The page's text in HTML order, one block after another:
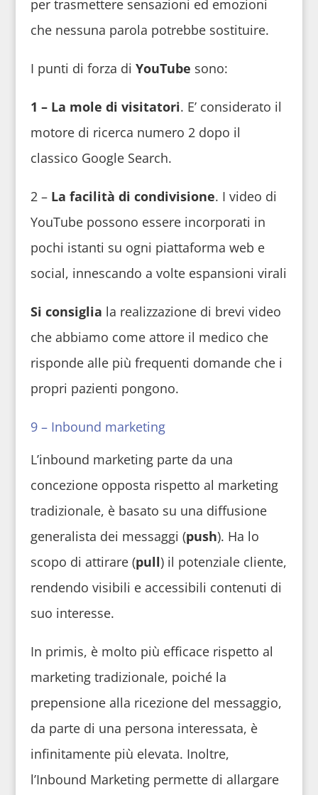
per trasmettere sensazioni ed emozioni
che nessuna parola potrebbe sostituire.
I punti di forza di YouTube sono:
1 – La mole di visitatori. E’ considerato il
motore di ricerca numero 2 dopo il
classico Google Search.
2 – La facilità di condivisione. I video di
YouTube possono essere incorporati in
pochi istanti su ogni piattaforma web e
social, innescando a volte espansioni virali
Si consiglia la realizzazione di brevi video
che abbiamo come attore il medico che
risponde alle più frequenti domande che i
propri pazienti pongono.
9 – Inbound marketing
L’inbound marketing parte da una
concezione opposta rispetto al marketing
tradizionale, è basato su una diffusione
generalista dei messaggi (push). Ha lo
scopo di attirare (pull) il potenziale cliente,
rendendo visibili e accessibili contenuti di
suo interesse.
In primis, è molto più efficace rispetto al
marketing tradizionale, poiché la
prepensione alla ricezione del messaggio,
da parte di una persona interessata, è
infinitamente più elevata. Inoltre,
l’Inbound Marketing permette di allargare